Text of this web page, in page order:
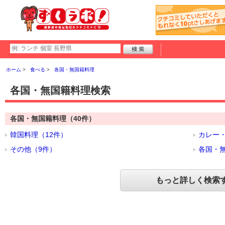
ホーム 食べる 各国・無国籍料理
各国・無国籍料理検索
各国・無国籍料理（40件）
韓国料理（12件）
カレー
その他（9件）
各国・
もっと詳しく検索